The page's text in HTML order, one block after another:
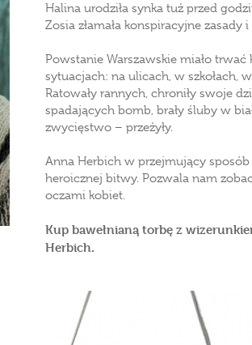
Halina urodziła synka tuż przed
Zosia złamała konspiracyjne
Powstanie Warszawskie miało trwać
sytuacjach: na ulicach, w szkołach,
Ratowały rannych, chroniły swoje
spadających bomb, brały śluby w
zwycięstwo – przeżyły.
Anna Herbich w przejmujący
heroicznej bitwy. Pozwala nam
oczami kobiet.
Kup bawełnianą torbę z
Herbich.